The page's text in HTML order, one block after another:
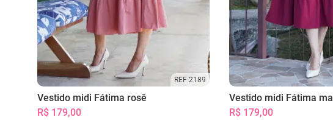
REF 2189
Vestido midi Fátima rosê
R$ 179,00
Vestido midi Fátima
R$ 179,00